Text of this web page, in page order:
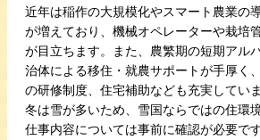
近年は稲作の大規模化やスマート農業の
が増えており、機械オペレーターや栽培
が目立ちます。また、農繁期の短期アル
治体による移住・就農サポートが手厚く
の研修制度、住宅補助なども充実していま
冬は雪が多いため、雪国ならではの住環
仕事内容については事前に確認が必要で